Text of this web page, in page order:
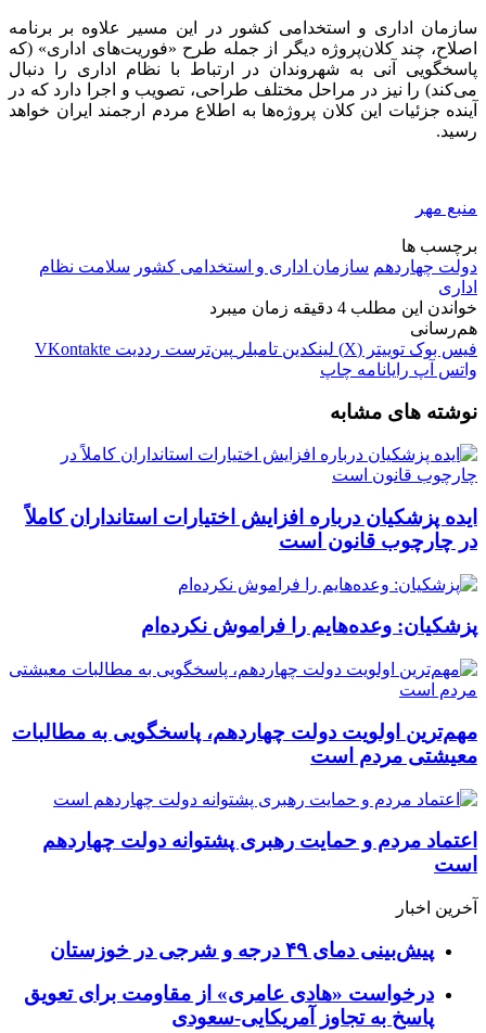
سازمان اداری و استخدامی کشور در این مسیر علاوه بر برنامه
اصلاح، چند کلان‌‎پروژه دیگر از جمله طرح «فوریت‌های اداری» (که
پاسخگویی آنی به شهروندان در ارتباط با نظام اداری را دنبال
می‌کند) را نیز در مراحل مختلف طراحی، تصویب و اجرا دارد که در
آینده جزئیات این کلان پروژه‌ها به اطلاع مردم ارجمند ایران خواهد
رسید.
منبع مهر
برچسب ها
دولت چهاردهم سازمان اداری و استخدامی کشور سلامت نظام
اداری
خواندن این مطلب 4 دقیقه زمان میبرد
هم‌رسانی
فیس بوک توییتر (X) لینکدین ‫تامبلر ‫پین‌ترست ‫رددیت ‫VKontakte
واتس آپ رایانامه چاپ
نوشته های مشابه
ایده پزشکیان درباره افزایش اختیارات استانداران کاملاً
در چارچوب قانون است
پزشکیان: وعده‌هایم را فراموش نکرده‌ام
مهم‌ترین اولویت دولت چهاردهم، پاسخگویی به مطالبات
معیشتی مردم است
اعتماد مردم و حمایت رهبری پشتوانه دولت چهاردهم
است
آخرین اخبار
پیش‌بینی دمای ۴۹ درجه و شرجی در خوزستان
درخواست «هادی عامری» از مقاومت برای تعویق
پاسخ به تجاوز آمریکایی-سعودی